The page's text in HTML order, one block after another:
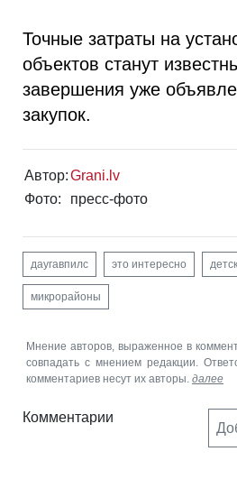
Точные затраты на
объектов станут
завершения уже
закупок.
Автор:Grani.lv
Фото:
пресс-фото
даугавпилс это интересно
микрорайоны
Мнение авторов, выраженное в
совпадать с мнением редакции.
комментариев несут их авторы. далее
Комментарии